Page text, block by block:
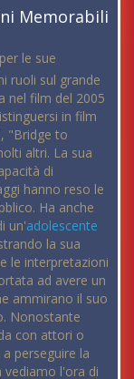
Memorabili
le sue
ruoli sul grande
nel film del 2005
in film
"Bridge to
altri. La sua
di
hanno reso le
Ha anche
un'adolescente
la sua
le interpretazioni
ad avere un
ammirano il suo
Nonostante
con attori o
perseguire la
vediamo l'ora di